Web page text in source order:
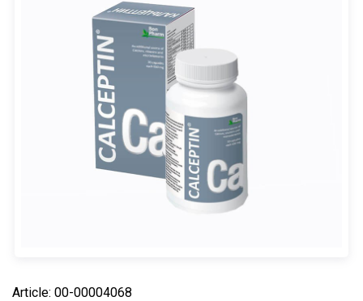
Article: 00-00004068